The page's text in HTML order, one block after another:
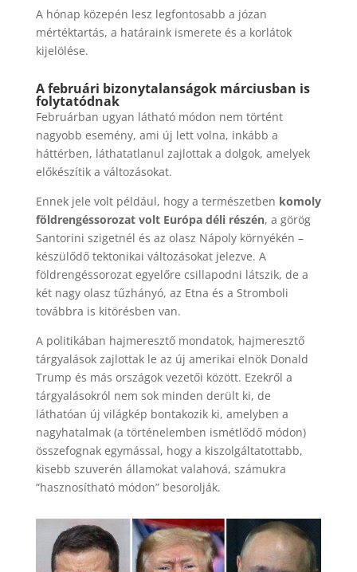
A hónap közepén lesz legfontosabb a józan
mértéktartás, a határaink ismerete és a korlátok
kijelölése.
A februári bizonytalanságok márciusban is
folytatódnak
Februárban ugyan látható módon nem történt
nagyobb esemény, ami új lett volna, inkább a
háttérben, láthatatlanul zajlottak a dolgok, amelyek
előkészítik a változásokat.
Ennek jele volt például, hogy a természetben komoly
földrengéssorozat volt Európa déli részén, a görög
Santorini szigetnél és az olasz Nápoly környékén –
készülődő tektonikai változásokat jelezve. A
földrengéssorozat egyelőre csillapodni látszik, de a
két nagy olasz tűzhányó, az Etna és a Stromboli
továbbra is kitörésben van.
A politikában hajmeresztő mondatok, hajmeresztő
tárgyalások zajlottak le az új amerikai elnök Donald
Trump és más országok vezetői között. Ezekről a
tárgyalásokról nem sok minden derült ki, de
láthatóan új világkép bontakozik ki, amelyben a
nagyhatalmak (a történelemben ismétlődő módon)
összefognak egymással, hogy a kiszolgáltatottabb,
kisebb szuverén államokat valahová, számukra
“hasznosítható módon” besorolják.